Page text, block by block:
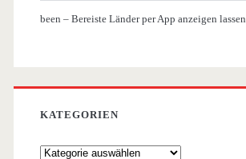
been – Bereiste Länder per App anzeigen lassen
KATEGORIEN
Kategorien